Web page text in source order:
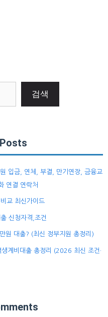
검색
입금, 연체, 부결, 만기연장, 금융교
연결 연락처
교 최신가이드
신청자격,조건
원 대출? (최신 정부지원 총정리)
계비대출 총정리 (2026 최신 조건·